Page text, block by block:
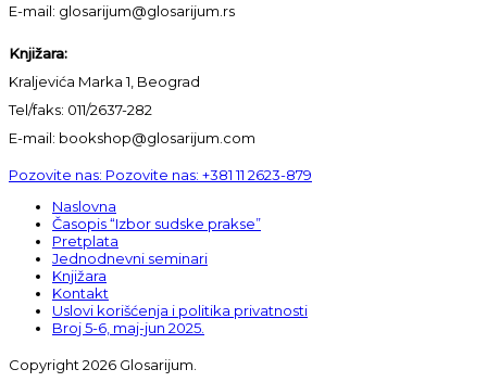
E-mail: glosarijum@glosarijum.rs
Knjižara:
Kraljevića Marka 1, Beograd
Tel/faks: 011/2637-282
E-mail: bookshop@glosarijum.com
Pozovite nas: Pozovite nas: +381 11 2623-879
Naslovna
Časopis “Izbor sudske prakse”
Pretplata
Jednodnevni seminari
Knjižara
Kontakt
Uslovi korišćenja i politika privatnosti
Broj 5-6, maj-jun 2025.
Copyright 2026 Glosarijum.